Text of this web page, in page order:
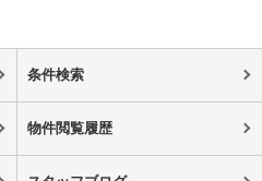
条件検索
物件閲覧履歴